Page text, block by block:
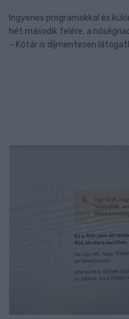
Ingyenes programokkal és
hét második felére, a
– Kőtár is díjmentesen